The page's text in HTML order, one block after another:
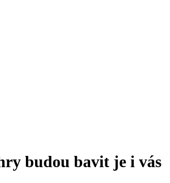
budou bavit je i vás